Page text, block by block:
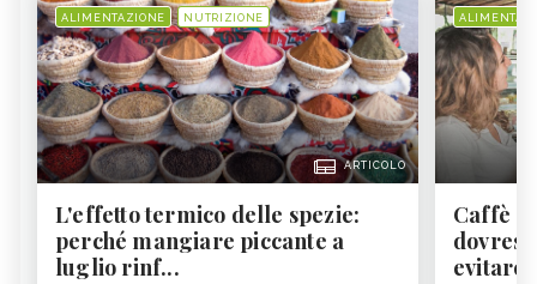
ALIMENTAZIONE NUTRIZIONE
ARTICOLO
L'effetto termico delle spezie:
perché mangiare piccante a
luglio rinf...
Caffè
evitare